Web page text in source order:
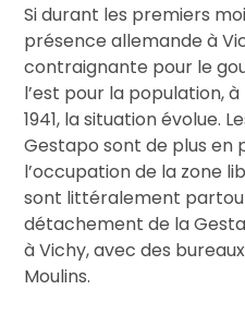
Si durant les premiers
présence allemande à
contraignante pour le
l’est pour la population,
1941, la situation évolue.
Gestapo sont de plus en
l’occupation de la zone
sont littéralement
détachement de la
à Vichy, avec des
Moulins.